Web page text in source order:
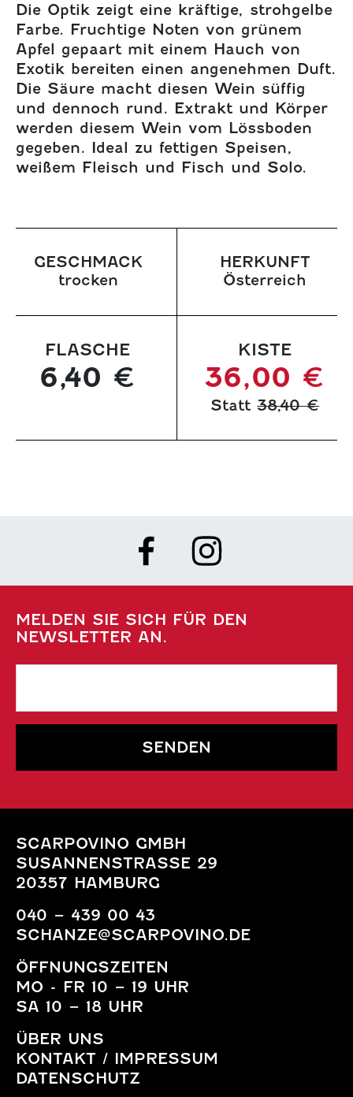
Die Optik zeigt eine kräftige, strohgelbe
Farbe. Fruchtige Noten von grünem
Apfel gepaart mit einem Hauch von
Exotik bereiten einen angenehmen Duft.
Die Säure macht diesen Wein süffig
und dennoch rund. Extrakt und Körper
werden diesem Wein vom Lössboden
gegeben. Ideal zu fettigen Speisen,
weißem Fleisch und Fisch und Solo.
GESCHMACK
trocken
HERKUNFT
Österreich
FLASCHE
6,40 €
KISTE
36,00 €
Statt38,40 €
MELDEN SIE SICH FÜR DEN
NEWSLETTER AN.
SENDEN
SCARPOVINO GMBH
SUSANNENSTRASSE 29
20357 HAMBURG
040 – 439 00 43
SCHANZE@SCARPOVINO.DE
ÖFFNUNGSZEITEN
MO - FR 10 – 19 UHR
SA 10 – 18 UHR
ÜBER UNS
KONTAKT / IMPRESSUM
DATENSCHUTZ